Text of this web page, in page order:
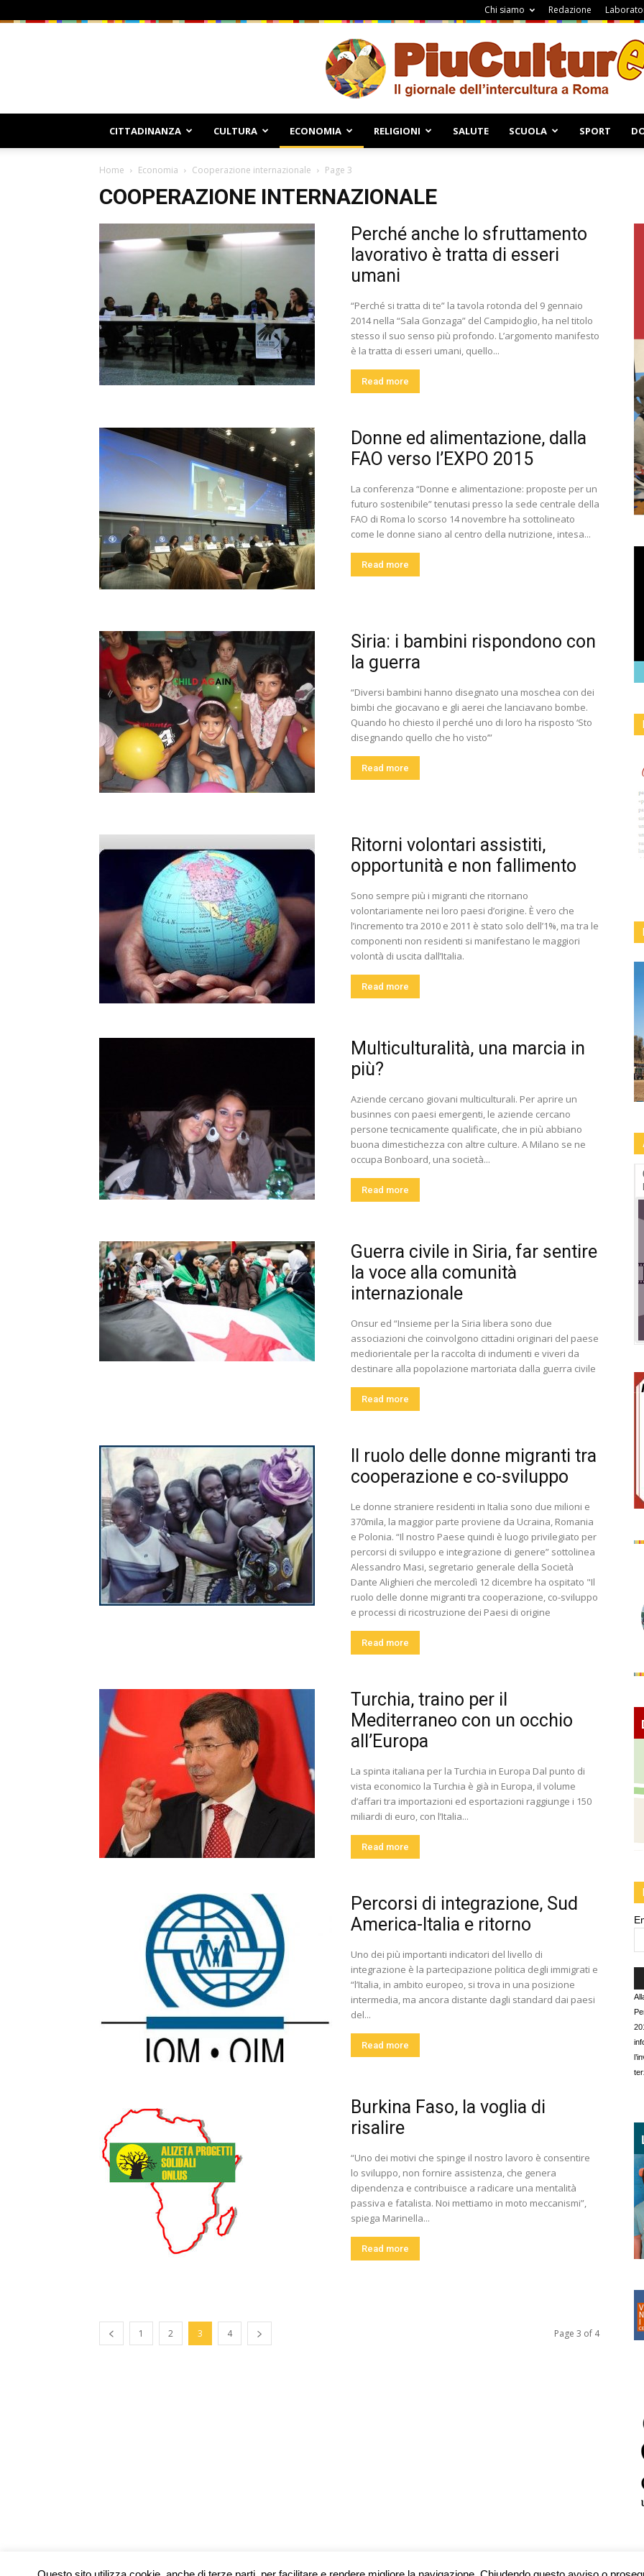
Chi siamo Redazione
CITTADINANZA CULTURA ECONOMIA RELIGIONI SALUTE SCUOLA SPORT
Home Economia Cooperazione internazionale Page 3
COOPERAZIONE INTERNAZIONALE
Perché anche lo sfruttamento
lavorativo è tratta di esseri
umani
“Perché si tratta di te” la tavola rotonda del 9 gennaio
2014 nella “Sala Gonzaga” del Campidoglio, ha nel titolo
stesso il suo senso più profondo. L’argomento manifesto
è la tratta di esseri umani, quello...
Read more
Donne ed alimentazione, dalla
FAO verso l’EXPO 2015
La conferenza “Donne e alimentazione: proposte per un
futuro sostenibile” tenutasi presso la sede centrale della
FAO di Roma lo scorso 14 novembre ha sottolineato
come le donne siano al centro della nutrizione, intesa...
Read more
Siria: i bambini rispondono con
la guerra
“Diversi bambini hanno disegnato una moschea con dei
bimbi che giocavano e gli aerei che lanciavano bombe.
Quando ho chiesto il perché uno di loro ha risposto ‘Sto
disegnando quello che ho visto’”
Read more
Ritorni volontari assistiti,
opportunità e non fallimento
Sono sempre più i migranti che ritornano
volontariamente nei loro paesi d’origine. È vero che
l’incremento tra 2010 e 2011 è stato solo dell’1%, ma tra le
componenti non residenti si manifestano le maggiori
volontà di uscita dall’Italia.
Read more
Multiculturalità, una marcia in
più?
Aziende cercano giovani multiculturali. Per aprire un
businnes con paesi emergenti, le aziende cercano
persone tecnicamente qualificate, che in più abbiano
buona dimestichezza con altre culture. A Milano se ne
occupa Bonboard, una società...
Read more
Guerra civile in Siria, far sentire
la voce alla comunità
internazionale
Onsur ed “Insieme per la Siria libera sono due
associazioni che coinvolgono cittadini originari del paese
mediorientale per la raccolta di indumenti e viveri da
destinare alla popolazione martoriata dalla guerra civile
Read more
Il ruolo delle donne migranti tra
cooperazione e co-sviluppo
Le donne straniere residenti in Italia sono due milioni e
370mila, la maggior parte proviene da Ucraina, Romania
e Polonia. “Il nostro Paese quindi è luogo privilegiato per
percorsi di sviluppo e integrazione di genere” sottolinea
Alessandro Masi, segretario generale della Società
Dante Alighieri che mercoledì 12 dicembre ha ospitato "Il
ruolo delle donne migranti tra cooperazione, co-sviluppo
e processi di ricostruzione dei Paesi di origine
Read more
Turchia, traino per il
Mediterraneo con un occhio
all’Europa
La spinta italiana per la Turchia in Europa Dal punto di
vista economico la Turchia è già in Europa, il volume
d’affari tra importazioni ed esportazioni raggiunge i 150
miliardi di euro, con l’Italia...
Read more
Percorsi di integrazione, Sud
America-Italia e ritorno
Uno dei più importanti indicatori del livello di
integrazione è la partecipazione politica degli immigrati e
“l’Italia, in ambito europeo, si trova in una posizione
intermedia, ma ancora distante dagli standard dai paesi
del...
Read more
Burkina Faso, la voglia di
risalire
“Uno dei motivi che spinge il nostro lavoro è consentire
lo sviluppo, non fornire assistenza, che genera
dipendenza e contribuisce a radicare una mentalità
passiva e fatalista. Noi mettiamo in moto meccanismi”,
spiega Marinella...
Read more
1 2 3 4 Page 3 of 4